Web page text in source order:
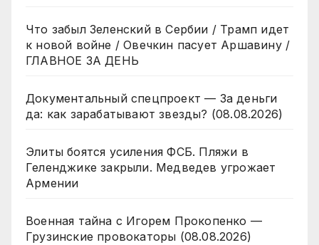
Что забыл Зеленский в Сербии / Трамп идет
к новой войне / Овечкин пасует Аршавину /
ГЛАВНОЕ ЗА ДЕНЬ
Документальный спецпроект — За деньги
да: как зарабатывают звезды? (08.08.2026)
Элиты боятся усиления ФСБ. Пляжи в
Геленджике закрыли. Медведев угрожает
Армении
Военная тайна с Игорем Прокопенко —
Грузинские провокаторы (08.08.2026)